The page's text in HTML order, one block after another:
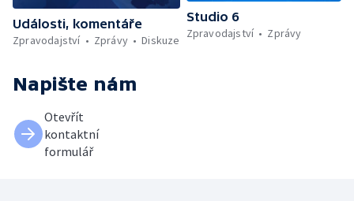
Události, komentáře
Zpravodajství
Zprávy Diskuze
Studio 6
Zpravodajství
Zprávy
Napište nám
Otevřít
kontaktní
formulář